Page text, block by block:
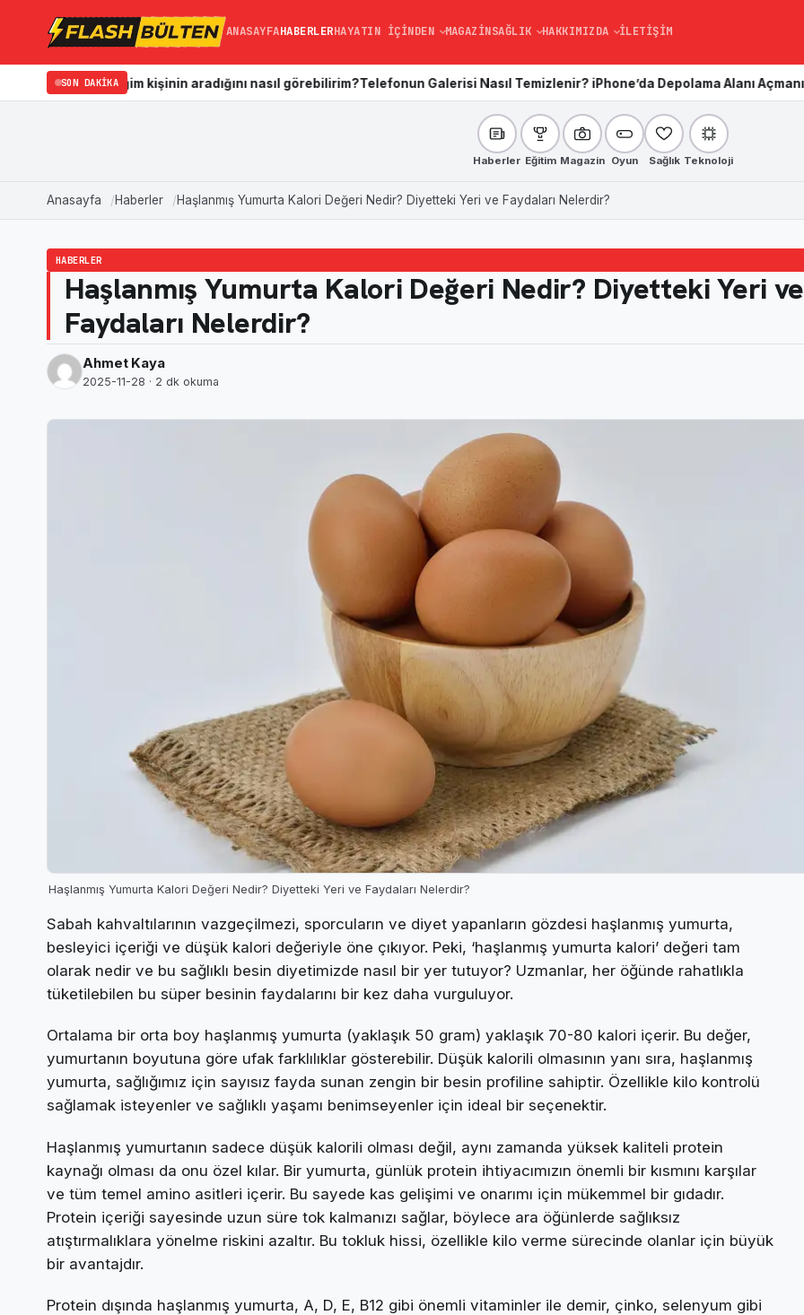
ANASAYFAHABERLERHAYATIN İÇINDEN MAGAZINSAĞLIK HAKKIMIZDA İLETIŞIM
SON DAKIKA
kişinin aradığını nasıl görebilirim?Telefonun Galerisi Nasıl Temizlenir? iPhone’da Depolama Alanı Açmanın En Kolay
Haberler Eğitim Magazin Oyun Sağlık Teknoloji
Anasayfa Haberler Haşlanmış Yumurta Kalori Değeri Nedir? Diyetteki Yeri ve Faydaları Nelerdir?
HABERLER
Haşlanmış Yumurta Kalori Değeri Nedir? Diyetteki Yeri ve
Faydaları Nelerdir?
Ahmet Kaya
2025-11-28 · 2 dk okuma
Haşlanmış Yumurta Kalori Değeri Nedir? Diyetteki Yeri ve Faydaları Nelerdir?
Sabah kahvaltılarının vazgeçilmezi, sporcuların ve diyet yapanların gözdesi haşlanmış yumurta,
besleyici içeriği ve düşük kalori değeriyle öne çıkıyor. Peki, ‘haşlanmış yumurta kalori’ değeri tam
olarak nedir ve bu sağlıklı besin diyetimizde nasıl bir yer tutuyor? Uzmanlar, her öğünde rahatlıkla
tüketilebilen bu süper besinin faydalarını bir kez daha vurguluyor.
Ortalama bir orta boy haşlanmış yumurta (yaklaşık 50 gram) yaklaşık 70-80 kalori içerir. Bu değer,
yumurtanın boyutuna göre ufak farklılıklar gösterebilir. Düşük kalorili olmasının yanı sıra, haşlanmış
yumurta, sağlığımız için sayısız fayda sunan zengin bir besin profiline sahiptir. Özellikle kilo kontrolü
sağlamak isteyenler ve sağlıklı yaşamı benimseyenler için ideal bir seçenektir.
Haşlanmış yumurtanın sadece düşük kalorili olması değil, aynı zamanda yüksek kaliteli protein
kaynağı olması da onu özel kılar. Bir yumurta, günlük protein ihtiyacımızın önemli bir kısmını karşılar
ve tüm temel amino asitleri içerir. Bu sayede kas gelişimi ve onarımı için mükemmel bir gıdadır.
Protein içeriği sayesinde uzun süre tok kalmanızı sağlar, böylece ara öğünlerde sağlıksız
atıştırmalıklara yönelme riskini azaltır. Bu tokluk hissi, özellikle kilo verme sürecinde olanlar için büyük
bir avantajdır.
Protein dışında haşlanmış yumurta, A, D, E, B12 gibi önemli vitaminler ile demir, çinko, selenyum gibi